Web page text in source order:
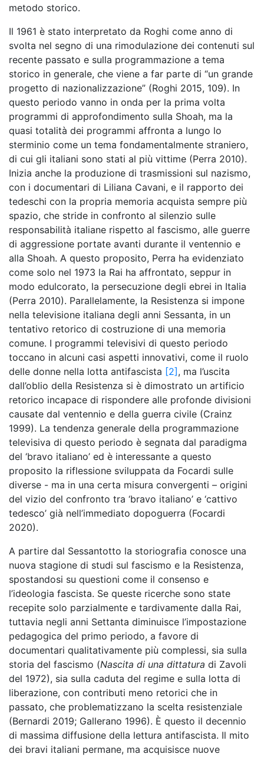
metodo storico.
Il 1961 è stato interpretato da Roghi come anno di
svolta nel segno di una rimodulazione dei contenuti sul
recente passato e sulla programmazione a tema
storico in generale, che viene a far parte di “un grande
progetto di nazionalizzazione” (Roghi 2015, 109). In
questo periodo vanno in onda per la prima volta
programmi di approfondimento sulla Shoah, ma la
quasi totalità dei programmi affronta a lungo lo
sterminio come un tema fondamentalmente straniero,
di cui gli italiani sono stati al più vittime (Perra 2010).
Inizia anche la produzione di trasmissioni sul nazismo,
con i documentari di Liliana Cavani, e il rapporto dei
tedeschi con la propria memoria acquista sempre più
spazio, che stride in confronto al silenzio sulle
responsabilità italiane rispetto al fascismo, alle guerre
di aggressione portate avanti durante il ventennio e
alla Shoah. A questo proposito, Perra ha evidenziato
come solo nel 1973 la Rai ha affrontato, seppur in
modo edulcorato, la persecuzione degli ebrei in Italia
(Perra 2010). Parallelamente, la Resistenza si impone
nella televisione italiana degli anni Sessanta, in un
tentativo retorico di costruzione di una memoria
comune. I programmi televisivi di questo periodo
toccano in alcuni casi aspetti innovativi, come il ruolo
delle donne nella lotta antifascista [2] , ma l’uscita
dall’oblio della Resistenza si è dimostrato un artificio
retorico incapace di rispondere alle profonde divisioni
causate dal ventennio e della guerra civile (Crainz
1999). La tendenza generale della programmazione
televisiva di questo periodo è segnata dal paradigma
del ‘bravo italiano’ ed è interessante a questo
proposito la riflessione sviluppata da Focardi sulle
diverse - ma in una certa misura convergenti – origini
del vizio del confronto tra ‘bravo italiano’ e ‘cattivo
tedesco’ già nell’immediato dopoguerra (Focardi
2020).
A partire dal Sessantotto la storiografia conosce una
nuova stagione di studi sul fascismo e la Resistenza,
spostandosi su questioni come il consenso e
l’ideologia fascista. Se queste ricerche sono state
recepite solo parzialmente e tardivamente dalla Rai,
tuttavia negli anni Settanta diminuisce l’impostazione
pedagogica del primo periodo, a favore di
documentari qualitativamente più complessi, sia sulla
storia del fascismo (Nascita di una dittatura di Zavoli
del 1972), sia sulla caduta del regime e sulla lotta di
liberazione, con contributi meno retorici che in
passato, che problematizzano la scelta resistenziale
(Bernardi 2019; Gallerano 1996). È questo il decennio
di massima diffusione della lettura antifascista. Il mito
dei bravi italiani permane, ma acquisisce nuove